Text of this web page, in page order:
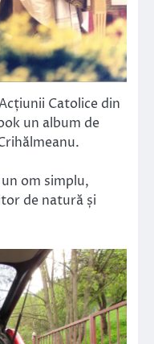
Catolice din
un album de
om simplu,
de natură și